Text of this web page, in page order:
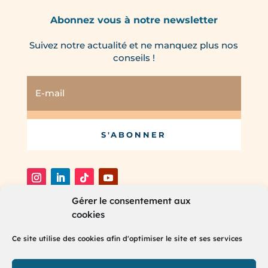
Gérer le consentement aux
cookies
Ce site utilise des cookies afin d'optimiser le site et ses services
Abonnez vous à notre newsletter
Suivez notre actualité et ne manquez plus nos
conseils !
S'ABONNER
®2025 RH Partners. Tous droits réservés.